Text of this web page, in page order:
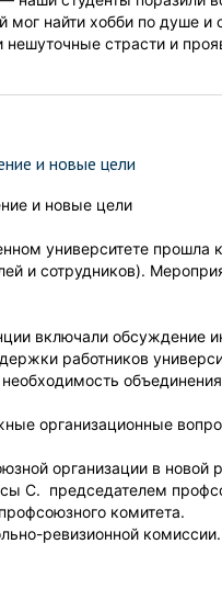
найти хобби по душе и
страсти и
и новые цели
и новые цели
университете
и сотрудников).
включали обсуждение
работников
организационные
организации в новой
С. председателем
комитета.
ревизионной комиссии.